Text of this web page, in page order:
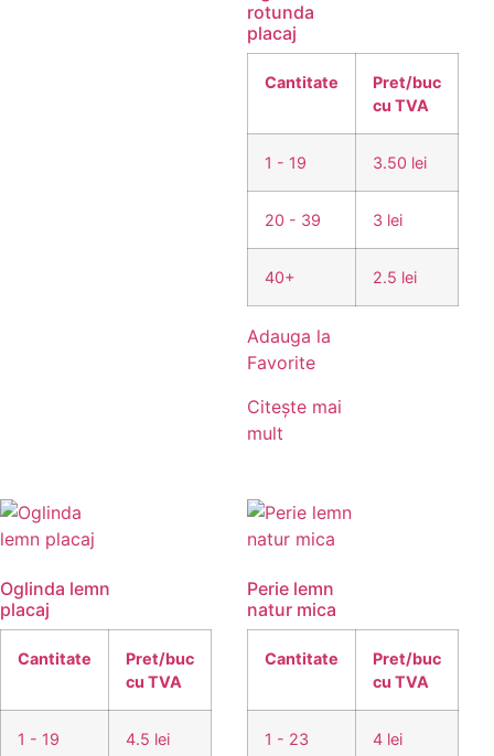
rotunda
placaj
Cantitate
Pret/buc
cu TVA
1 - 19 3.50 lei
20 - 39 3 lei
40+ 2.5 lei
Adauga la
Favorite
Citește mai
mult
Oglinda lemn
placaj
Cantitate
Pret/buc
cu TVA
1 - 19 4.5 lei
Perie lemn
natur mica
Cantitate
Pret/buc
cu TVA
1 - 23 4 lei